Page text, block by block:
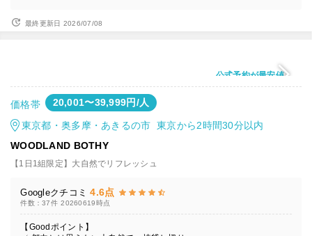
最終更新日 2026/07/08
公式予約が最安値
価格帯 20,001〜39,999円/人
東京都・奥多摩・あきるの市 東京から2時間30分以内
WOODLAND BOTHY
【1日1組限定】大自然でリフレッシュ
Googleクチコミ 4.6点
件数：37件 20260619時点
【Goodポイント】